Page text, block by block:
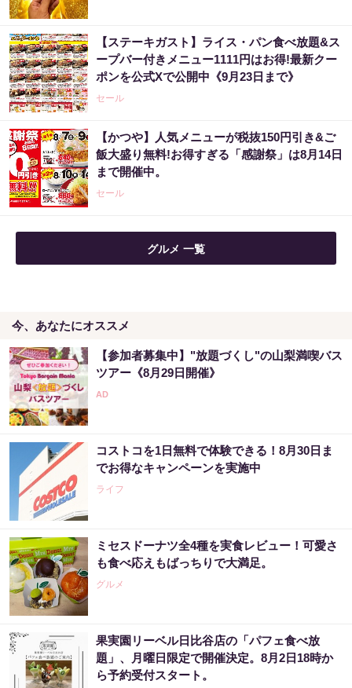
「これから株価はこうやって動いていく」世
界的活躍を見せた天才が暴露
PR（Acoco.）
８月のロト6はこの方法で買え!!６つの数字が
『完全一致』する方法
PR（株式会社MURA）
3億当選主婦「宝くじ買う前に〇〇した」当選
率上げる方法
宝くじ当選で貧乏女性が人生変えた実話
PR（合同会社デジタルファーム ）
PR（Acoco.）
【ステーキガスト】ライス・パン食べ放題&ス
ープバー付きメニュー1111円はお得!最新クー
ポンを公式Xで公開中《9月23日まで》
セール
【かつや】人気メニューが税抜150円引き&ご
飯大盛り無料!お得すぎる「感謝祭」は8月14日
まで開催中。
セール
グルメ 一覧
今、あなたにオススメ
【参加者募集中】"放題づくし"の山梨満喫バス
ツアー《8月29日開催》
コストコを1日無料で体験できる！8月30日ま
でお得なキャンペーンを実施中
ライフ
ミセスドーナツ全4種を実食レビュー！可愛さ
も食べ応えもばっちりで大満足。
グルメ
果実園リーベル日比谷店の「パフェ食べ放
題」、月曜日限定で開催決定。8月2日18時か
ら予約受付スタート。